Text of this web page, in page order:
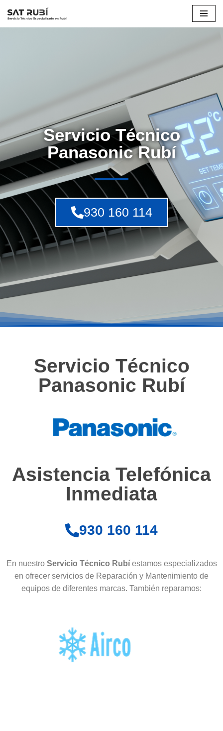
Saltar
Servicio Técnico
Panasonic Rubí
930 160 114
Servicio Técnico
Panasonic Rubí
Asistencia Telefónica
Inmediata
930 160 114
En nuestro Servicio Técnico Rubí estamos especializados
en ofrecer servicios de Reparación y Mantenimiento de
equipos de diferentes marcas. También reparamos: